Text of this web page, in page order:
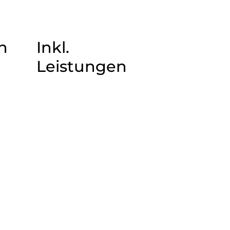
Inkl.
Leistungen